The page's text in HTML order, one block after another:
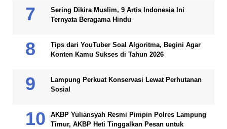
Sering Dikira Muslim, 9 Artis Indonesia Ini
Ternyata Beragama Hindu
Tips dari YouTuber Soal Algoritma, Begini Agar
Konten Kamu Sukses di Tahun 2026
Lampung Perkuat Konservasi Lewat Perhutanan
Sosial
AKBP Yuliansyah Resmi Pimpin Polres Lampung
Timur, AKBP Heti Tinggalkan Pesan untuk